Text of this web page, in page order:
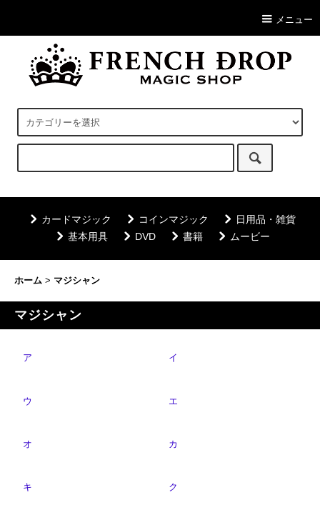
メニュー
カードマジック コインマジック
日用品・雑貨
基本用具
DVD 書籍 ムービー
ホーム > マジシャン
マジシャン
ア イ
ウ エ
オ カ
キ ク